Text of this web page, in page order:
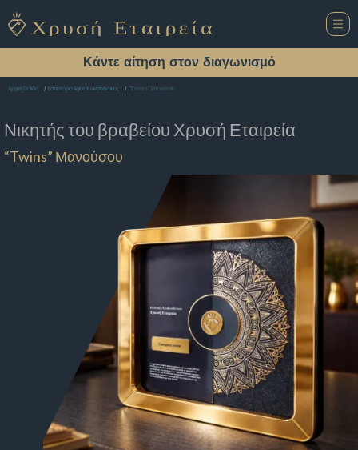
Κάντε αίτηση στον διαγωνισμό
Αρχική Σελίδα Εστιατόριο Αγιοσ Κωνσταντινος “Twins” Μανούσου
Νικητής του βραβείου Χρυσή Εταιρεία
“Twins” Μανούσου